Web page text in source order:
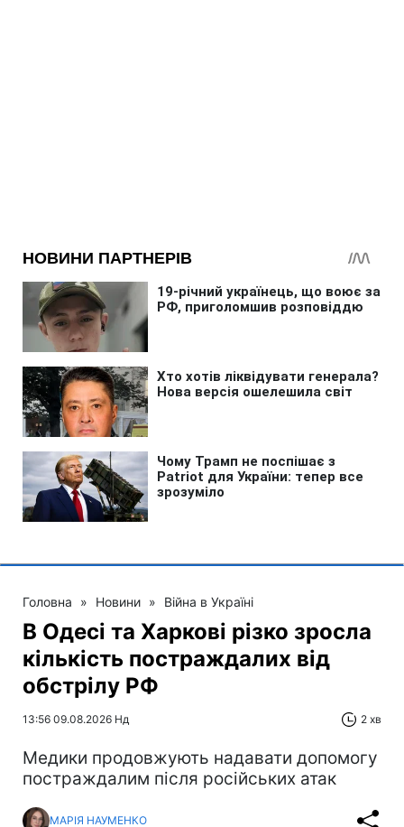
Головна » Новини » Війна в Україні
В Одесі та Харкові різко зросла
кількість постраждалих від
обстрілу РФ
13:56 09.08.2026 Нд 2 хв
Медики продовжують надавати допомогу
постраждалим після російських атак
МАРІЯ НАУМЕНКО